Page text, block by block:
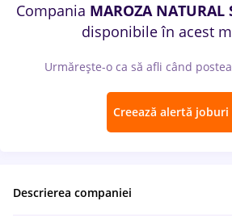
Compania MAROZA NATURAL
disponibile în acest
Urmărește-o ca să afli când
Creează alertă joburi
Descrierea companiei